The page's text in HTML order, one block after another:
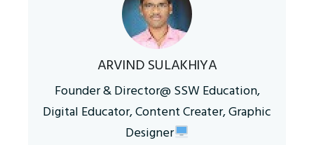
ARVIND SULAKHIYA
Founder & Director@ SSW Education,
Digital Educator, Content Creater, Graphic
Designer